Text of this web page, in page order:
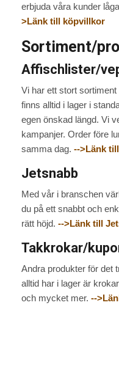
erbjuda våra kunder
>Länk till köpvillkor
Sortiment/
Affischlister/
Vi har ett stort
finns alltid i lager i
egen önskad längd. Vi
kampanjer. Order före
samma dag. -->Länk
Jetsnabb
Med vår i branschen
du på ett snabbt och
rätt höjd. -->Länk till
Takkrokar/
Andra produkter för det
alltid har i lager är
och mycket mer. --